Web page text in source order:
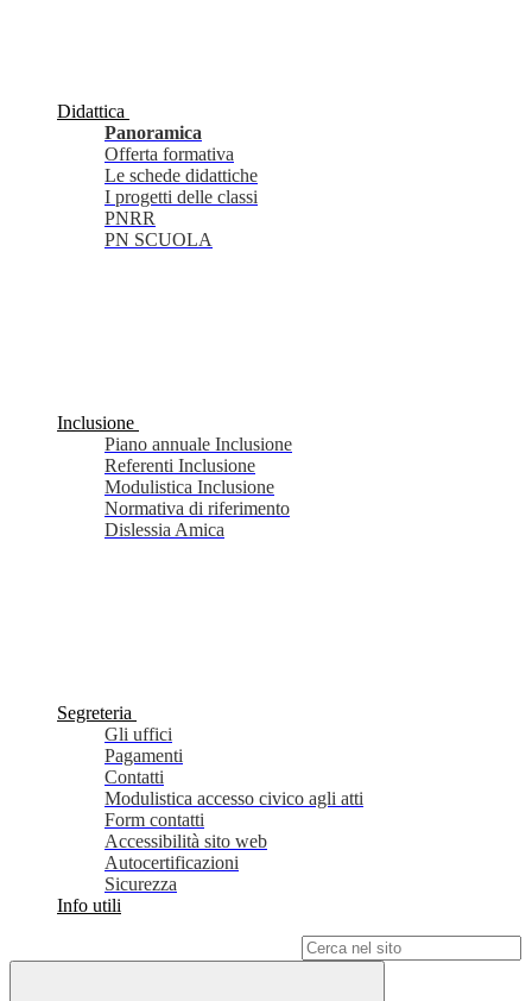
Didattica
Panoramica
Offerta formativa
Le schede didattiche
I progetti delle classi
PNRR
PN SCUOLA
Inclusione
Piano annuale Inclusione
Referenti Inclusione
Modulistica Inclusione
Normativa di riferimento
Dislessia Amica
Segreteria
Gli uffici
Pagamenti
Contatti
Modulistica accesso civico agli atti
Form contatti
Accessibilità sito web
Autocertificazioni
Sicurezza
Info utili